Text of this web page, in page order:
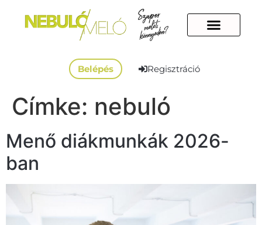
Belépés Regisztráció
Címke: nebuló
Menő diákmunkák 2026-
ban